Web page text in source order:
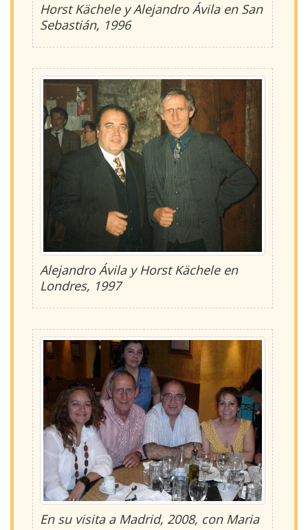
Horst Kächele y Alejandro Ávila en San
Sebastián, 1996
Alejandro Ávila y Horst Kächele en
Londres, 1997
En su visita a Madrid, 2008, con Maria